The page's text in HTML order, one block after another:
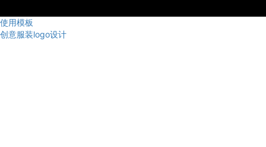
使用模板
创意服装logo设计